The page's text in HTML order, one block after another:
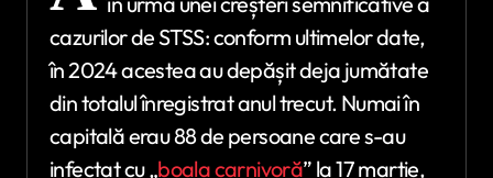
cazurilor de STSS: conform ultimelor date,
în 2024 acestea au depășit deja jumătate
din totalul înregistrat anul trecut. Numai în
capitală erau 88 de persoane care s-au
infectat cu „boala carnivoră” la 17 martie,